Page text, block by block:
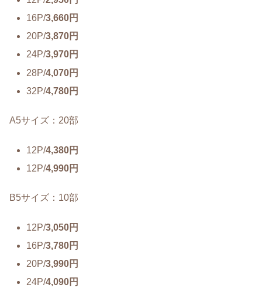
16P/3,660円
20P/3,870円
24P/3,970円
28P/4,070円
32P/4,780円
A5サイズ：20部
12P/4,380円
12P/4,990円
B5サイズ：10部
12P/3,050円
16P/3,780円
20P/3,990円
24P/4,090円